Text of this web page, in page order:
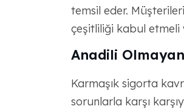
temsil eder.
çeşitliliği kabul etmeli
Anadili
Karmaşık sigorta
sorunlarla karşı